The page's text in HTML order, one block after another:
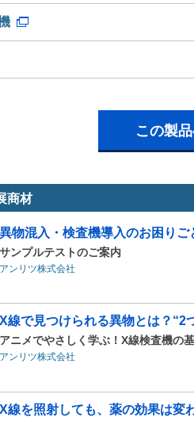
この製
商材
異物混入・検査機導入のお困りご
サンプルテストのご案内
アンリツ株式会社
X線で見つけられる異物とは？“2
アニメでやさしく学ぶ！X線検査機の
アンリツ株式会社
X線を照射しても、薬の効果は変